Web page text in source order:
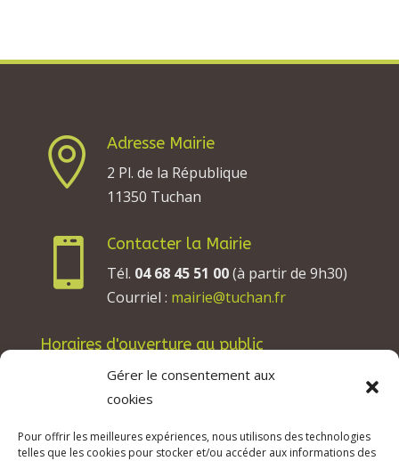
Gérer le consentement aux
cookies
Pour offrir les meilleures expériences, nous utilisons des technologies
telles que les cookies pour stocker et/ou accéder aux informations des

Adresse Mairie
2 Pl. de la République
11350 Tuchan

Contacter la Mairie
Tél. 04 68 45 51 00(à partir de 9h30)
Courriel : mairie@tuchan.fr
Horaires d'ouverture au public
Les lundis, mardis et jeudis : de 8h à 12h et de
13h30 à 17h30.
Les vendredis : de 8h à 12h.